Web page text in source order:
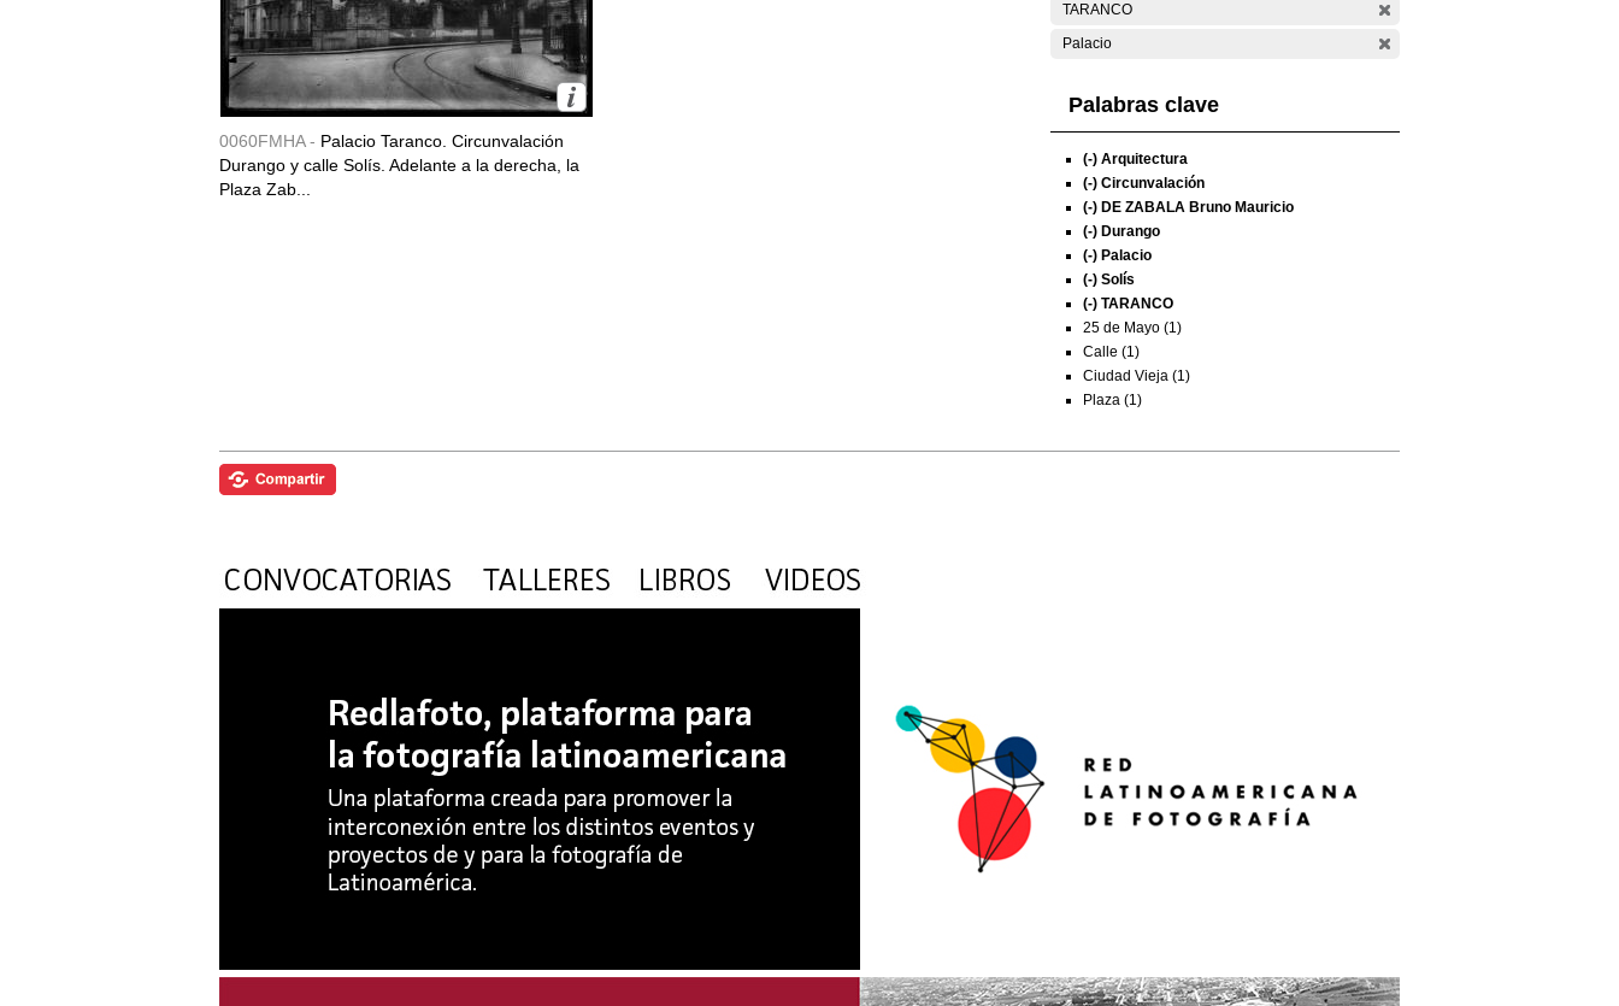
0060FMHA - Palacio Taranco. Circunvalación
Durango y calle Solís. Adelante a la derecha, la
Plaza Zab...
TARANCO
Palacio
Palabras clave
(-) Arquitectura
(-) Circunvalación
(-) DE ZABALA Bruno Mauricio
(-) Durango
(-) Palacio
(-) Solís
(-) TARANCO
25 de Mayo (1)
Calle (1)
Ciudad Vieja (1)
Plaza (1)